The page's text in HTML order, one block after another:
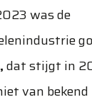
was de
dat stijgt in
van bekend